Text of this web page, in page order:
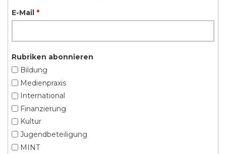
E-Mail *
Rubriken abonnieren
Bildung
Medienpraxis
International
Finanzierung
Kultur
Jugendbeteiligung
MINT